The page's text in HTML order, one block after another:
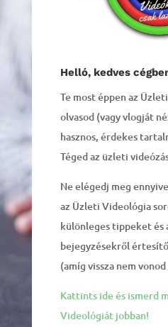
Helló, kedves
Te most éppen az
olvasod (vagy vlogját
hasznos, érdekes
Téged az üzleti
Ne elégedj meg
az Üzleti Videológia
különleges tippeket és
bejegyzésekről
(amíg vissza nem
Kattints ide és ismerd
Videológiát jobban!